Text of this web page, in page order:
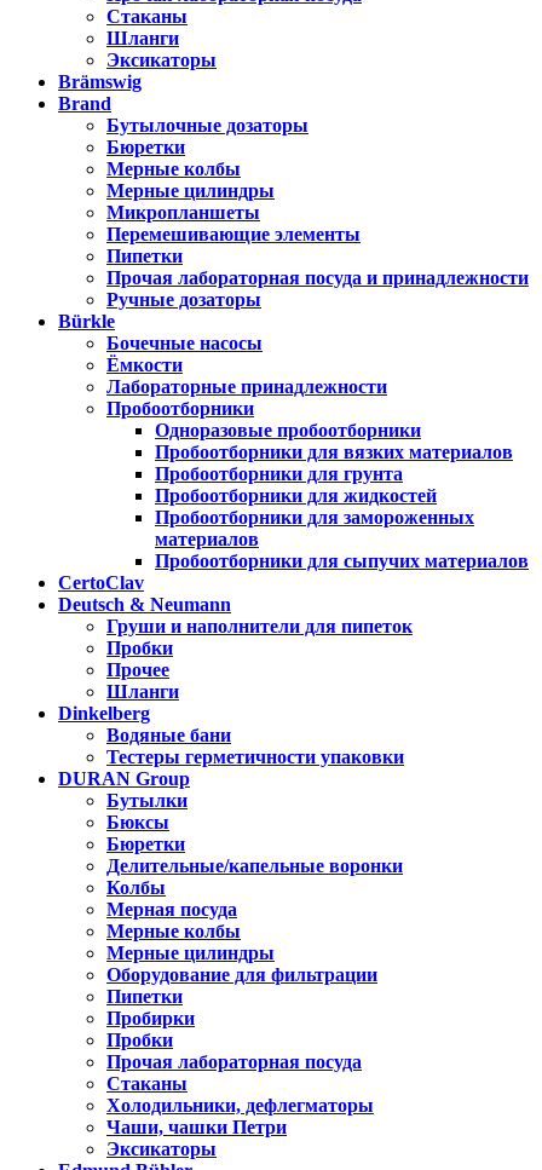
Стаканы
Шланги
Эксикаторы
Brämswig
Brand
Бутылочные дозаторы
Бюретки
Мерные колбы
Мерные цилиндры
Микропланшеты
Перемешивающие элементы
Пипетки
Прочая лабораторная посуда и принадлежности
Ручные дозаторы
Bürkle
Бочечные насосы
Ёмкости
Лабораторные принадлежности
Пробоотборники
Одноразовые пробоотборники
Пробоотборники для вязких материалов
Пробоотборники для грунта
Пробоотборники для жидкостей
Пробоотборники для замороженных
материалов
Пробоотборники для сыпучих материалов
CertoClav
Deutsch & Neumann
Груши и наполнители для пипеток
Пробки
Прочее
Шланги
Dinkelberg
Водяные бани
Тестеры герметичности упаковки
DURAN Group
Бутылки
Бюксы
Бюретки
Делительные/капельные воронки
Колбы
Мерная посуда
Мерные колбы
Мерные цилиндры
Оборудование для фильтрации
Пипетки
Пробирки
Пробки
Прочая лабораторная посуда
Стаканы
Холодильники, дефлегматоры
Чаши, чашки Петри
Эксикаторы